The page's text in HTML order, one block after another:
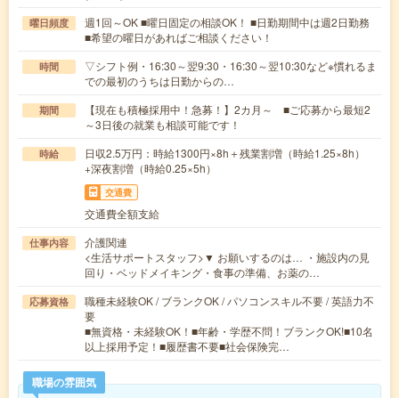
曜日頻度
週1回～OK ■曜日固定の相談OK！ ■日勤期間中は週2日勤務
■希望の曜日があればご相談ください！
時間
▽シフト例・16:30～翌9:30・16:30～翌10:30など※慣れるま
での最初のうちは日勤からの…
期間
【現在も積極採用中！急募！】2カ月～ ■ご応募から最短2
～3日後の就業も相談可能です！
時給
日収2.5万円：時給1300円×8h＋残業割増（時給1.25×8h）
+深夜割増（時給0.25×5h）
交通費
交通費全額支給
仕事内容
介護関連
<生活サポートスタッフ>▼ お願いするのは… ・施設内の見
回り・ベッドメイキング・食事の準備、お薬の…
応募資格
職種未経験OK / ブランクOK / パソコンスキル不要 / 英語力不
要
■無資格・未経験OK！■年齢・学歴不問！ブランクOK!■10名
以上採用予定！■履歴書不要■社会保険完…
職場の雰囲気